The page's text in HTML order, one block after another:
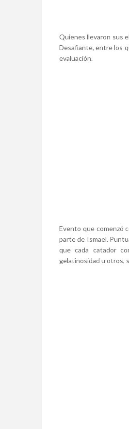
Quienes llevaron sus
Desafiante, entre los
evaluación.
Evento que comenzó
parte de Ismael.
que cada catador
gelatinosidad u otros,